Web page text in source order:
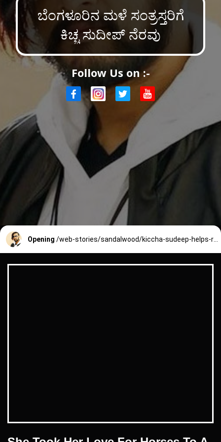
ಬೆಂಗಳೂರಿನ ಮಳೆ ಸಂತ್ರಸ್ತರಿಗೆ
ಕಿಚ್ಚ ಸುದೀಪ್ ನೆರವು
Follow Us on :-
Opening